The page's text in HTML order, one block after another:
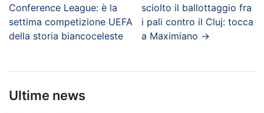
Conference League: è la
settima competizione UEFA
della storia biancoceleste
sciolto il ballottaggio fra
i pali contro il Cluj: tocca
a Maximiano →
Ultime news